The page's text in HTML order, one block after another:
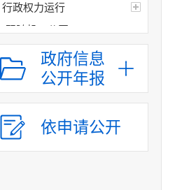
行政权力运行
“双随机一公开”
网上政务服务
招标采购
上级政策解读
本级政策解读
政府信息
公开年报
依申请公开